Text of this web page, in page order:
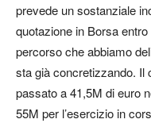
prevede un sostanziale
quotazione in Borsa
percorso che abbiamo
sta già concretizzando. Il
passato a 41,5M di euro
55M per l’esercizio in